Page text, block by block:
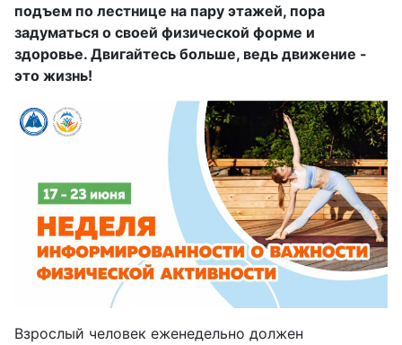
подъем по лестнице на пару этажей, пора
задуматься о своей физической форме и
здоровье. Двигайтесь больше, ведь движение -
это жизнь!
Взрослый человек еженедельно должен